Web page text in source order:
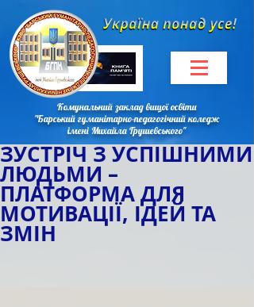
Комунальний заклад вищої освіти
"Барський гуманітарно-педагогічний коледж
імені Михайла Грушевського"
ЗУСТРІЧ З УСПІШНИМИ
ЛЮДЬМИ –
ПЛАТФОРМА ДЛЯ
МОТИВАЦІЇ, ІДЕЙ ТА
ЗМІН